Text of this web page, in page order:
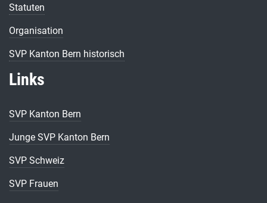
Statuten
Organisation
SVP Kanton Bern historisch
Links
SVP Kanton Bern
Junge SVP Kanton Bern
SVP Schweiz
SVP Frauen